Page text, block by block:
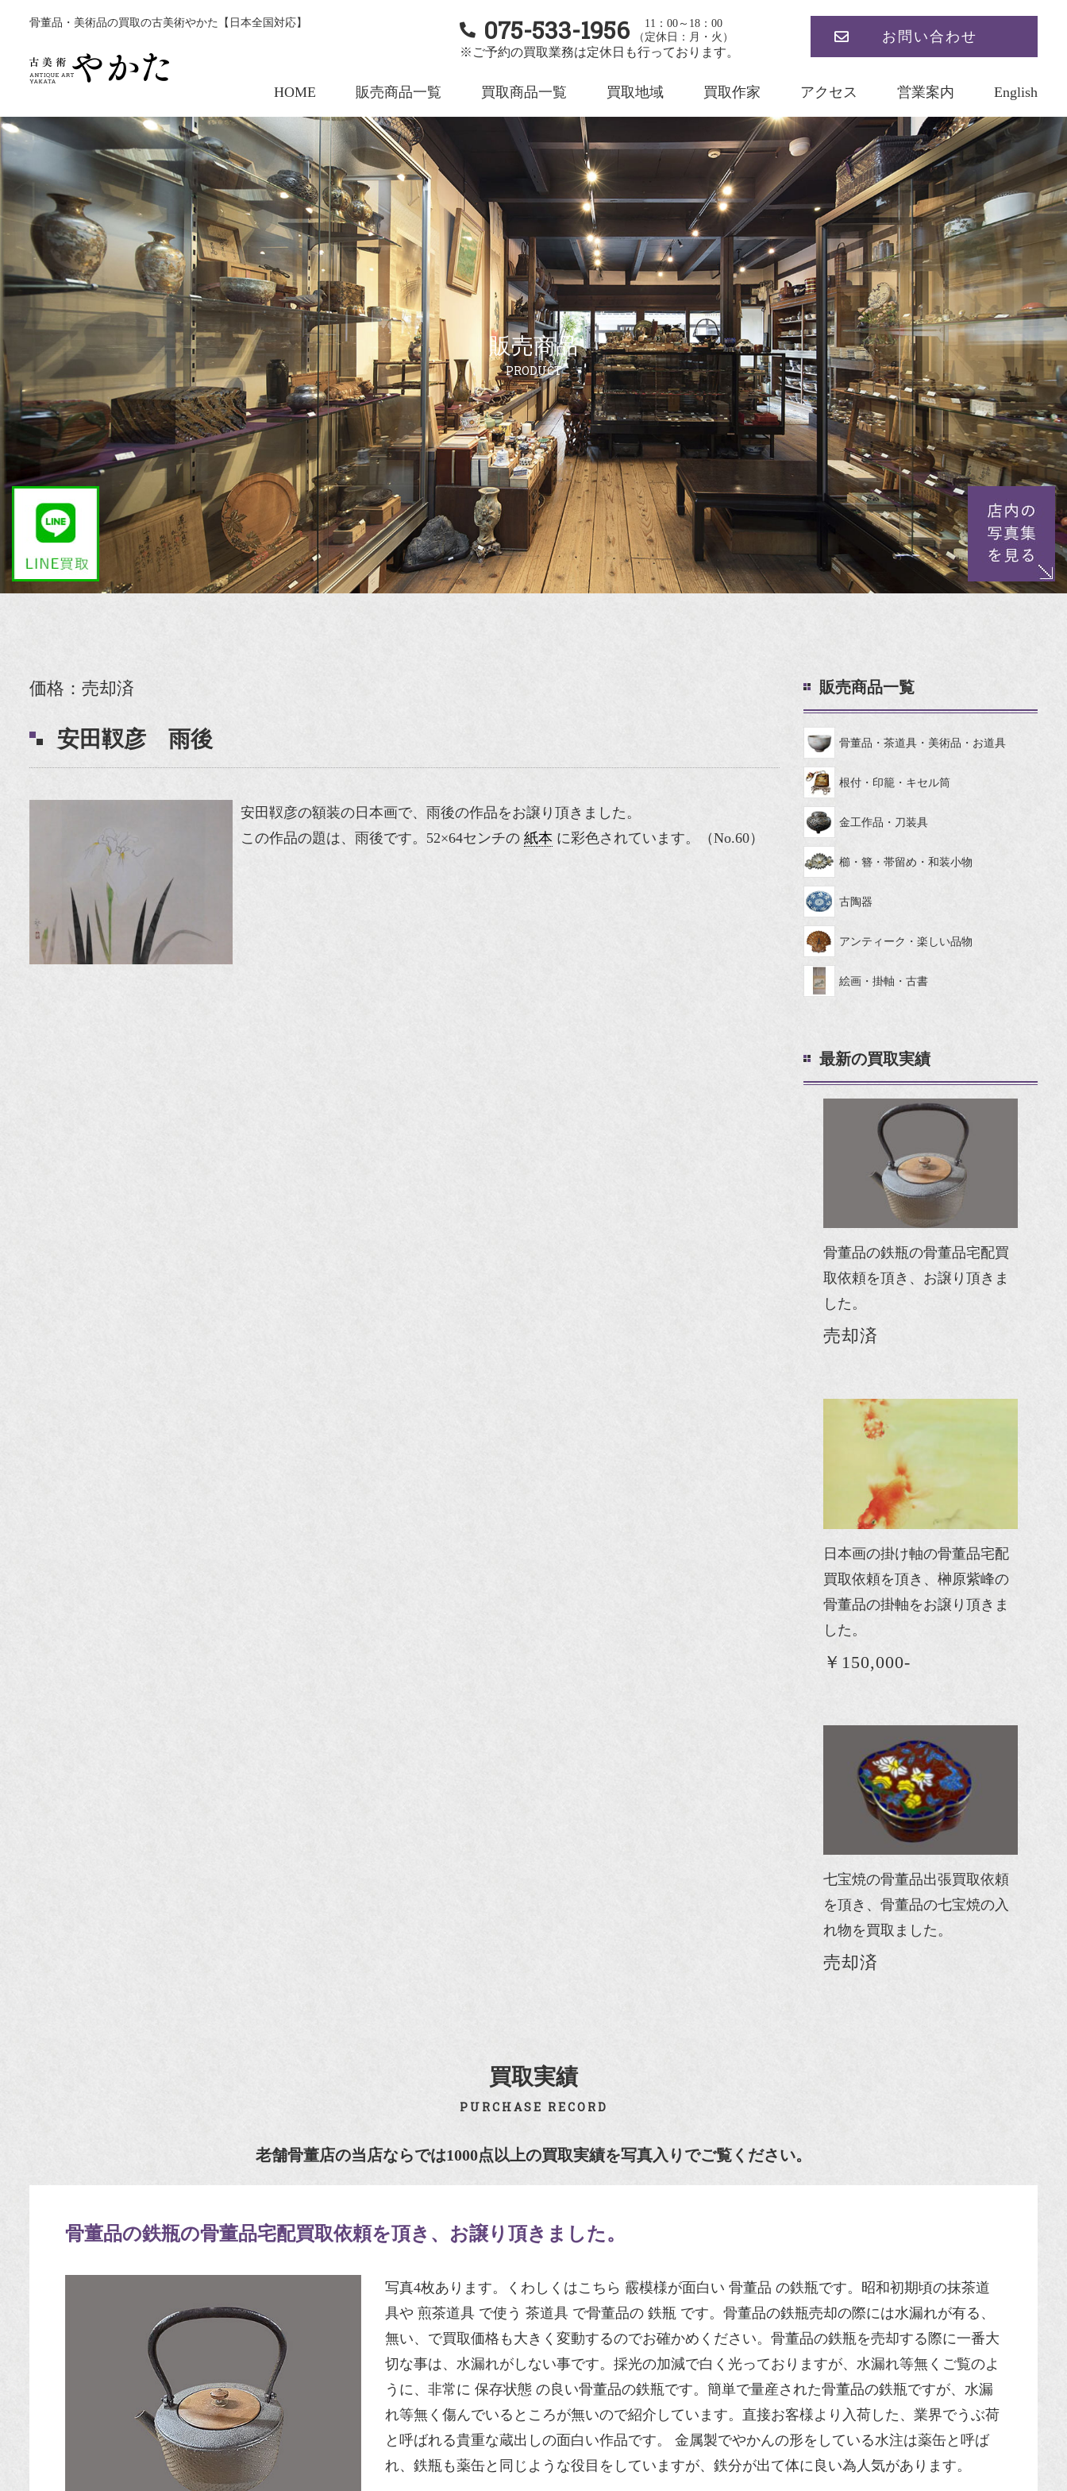
骨董品・美術品の買取の古美術やかた【日本全国対応】 075-533-1956
11：00～18：00
（定休日：月・火）
※ご予約の買取業務は定休日も行っております。
お問い合わせ
HOME 販売商品一覧 買取商品一覧 買取地域 買取作家 アクセス 営業案内 English
販売商品
PRODUCT
価格：売却済
安田靫彦 雨後
安田靫彦の額装の日本画で、雨後の作品をお譲り頂きました。
この作品の題は、雨後です。52×64センチの 紙本 に彩色されています。（No.60）
販売商品一覧
骨董品・茶道具・美術品・お道具
根付・印籠・キセル筒
金工作品・刀装具
櫛・簪・帯留め・和装小物
古陶器
アンティーク・楽しい品物
絵画・掛軸・古書
最新の買取実績
骨董品の鉄瓶の骨董品宅配買
取依頼を頂き、お譲り頂きま
した。
売却済
日本画の掛け軸の骨董品宅配
買取依頼を頂き、榊原紫峰の
骨董品の掛軸をお譲り頂きま
した。
￥150,000-
七宝焼の骨董品出張買取依頼
を頂き、骨董品の七宝焼の入
れ物を買取ました。
売却済
買取実績
PURCHASE RECORD
老舗骨董店の当店ならでは1000点以上の買取実績を写真入りでご覧ください。
骨董品の鉄瓶の骨董品宅配買取依頼を頂き、お譲り頂きました。
写真4枚あります。くわしくはこちら 霰模様が面白い 骨董品 の鉄瓶です。昭和初期頃の抹茶道
具や 煎茶道具 で使う 茶道具 で骨董品の 鉄瓶 です。骨董品の鉄瓶売却の際には水漏れが有る、
無い、で買取価格も大きく変動するのでお確かめください。骨董品の鉄瓶を売却する際に一番大
切な事は、水漏れがしない事です。採光の加減で白く光っておりますが、水漏れ等無くご覧のよ
うに、非常に 保存状態 の良い骨董品の鉄瓶です。簡単で量産された骨董品の鉄瓶ですが、水漏
れ等無く傷んでいるところが無いので紹介しています。直接お客様より入荷した、業界でうぶ荷
と呼ばれる貴重な蔵出しの面白い作品です。 金属製でやかんの形をしている水注は薬缶と呼ば
れ、鉄瓶も薬缶と同じような役目をしていますが、鉄分が出て体に良い為人気があります。